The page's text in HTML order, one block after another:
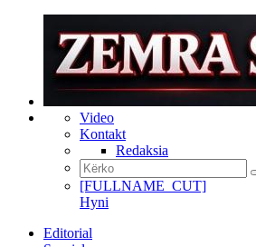
Video
Kontakt
Redaksia
[FULLNAME_CUT]
Hyni
Editorial